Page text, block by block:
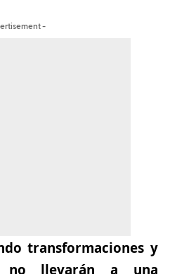
-
transformaciones y
no llevarán a una